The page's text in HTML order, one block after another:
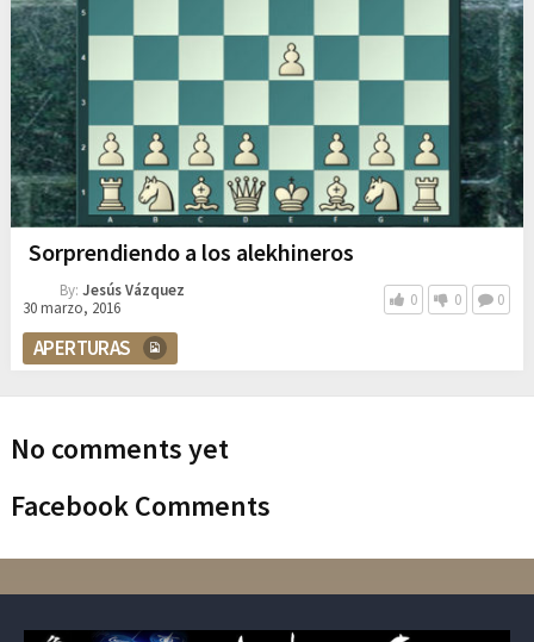
Sorprendiendo a los alekhineros
By: Jesús Vázquez
30 marzo, 2016
0 0 0
APERTURAS
No comments yet
Facebook Comments